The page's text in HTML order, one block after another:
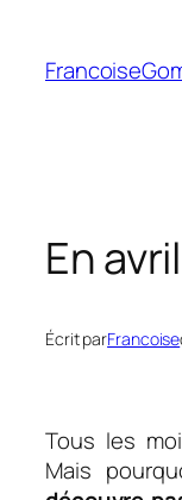
contenu
En
Écrit parFrancoise
Tous les
Mais